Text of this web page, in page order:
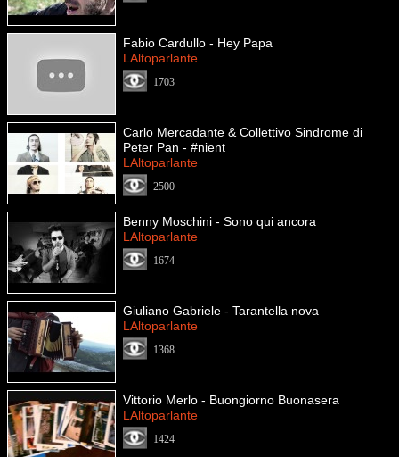
Fabio Cardullo - Hey Papa
LAltoparlante
1703
Carlo Mercadante & Collettivo Sindrome di
Peter Pan - #nient
LAltoparlante
2500
Benny Moschini - Sono qui ancora
LAltoparlante
1674
Giuliano Gabriele - Tarantella nova
LAltoparlante
1368
Vittorio Merlo - Buongiorno Buonasera
LAltoparlante
1424